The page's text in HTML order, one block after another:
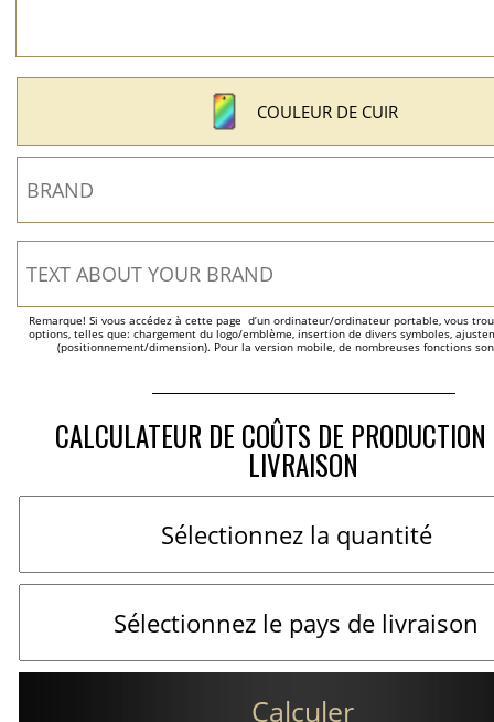
COULEUR DE CUIR
Remarque! Si vous accédez à cette page  d’un ordinateur/ordinateur portable, vous
options, telles que: chargement du logo/emblème, insertion de divers symboles,
(positionnement/dimension). Pour la version mobile, de nombreuses fonctions
CALCULATEUR DE COÛTS DE
LIVRAISON
Calculer